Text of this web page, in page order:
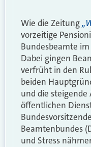
Wie die Zeitung
vorzeitige
Bundesbeamte
Dabei gingen
verfrüht in den
beiden
und die
öffentlichen
Beamtenbundes
und Stress